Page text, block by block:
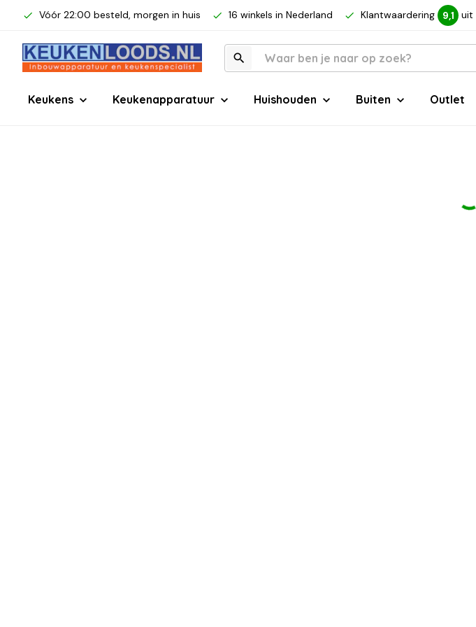
Vóór 22:00 besteld, morgen in huis 16 winkels in Nederland Klantwaardering 9,1 uit
Keukens Keukenapparatuur Huishouden Buiten Outlet